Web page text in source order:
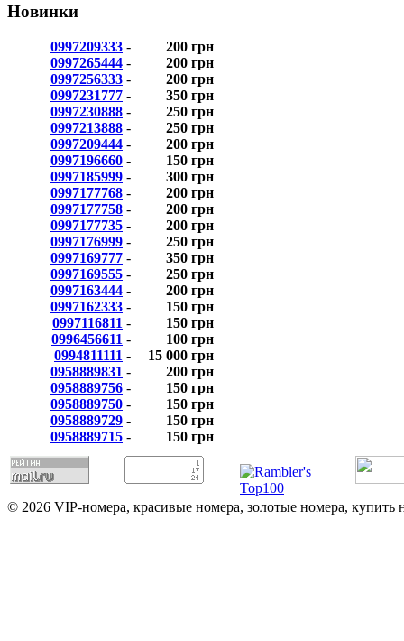
Новинки
0997209333 -
200 грн
0997265444 -
200 грн
0997256333 -
200 грн
0997231777 -
350 грн
0997230888 -
250 грн
0997213888 -
250 грн
0997209444 -
200 грн
0997196660 -
150 грн
0997185999 -
300 грн
0997177768 -
200 грн
0997177758 -
200 грн
0997177735 -
200 грн
0997176999 -
250 грн
0997169777 -
350 грн
0997169555 -
250 грн
0997163444 -
200 грн
0997162333 -
150 грн
0997116811 -
150 грн
0996456611 -
100 грн
0994811111 -
15 000 грн
0958889831 -
200 грн
0958889756 -
150 грн
0958889750 -
150 грн
0958889729 -
150 грн
0958889715 - 150 грн
© 2026 VIP-номера, красивые номера, золотые номера,